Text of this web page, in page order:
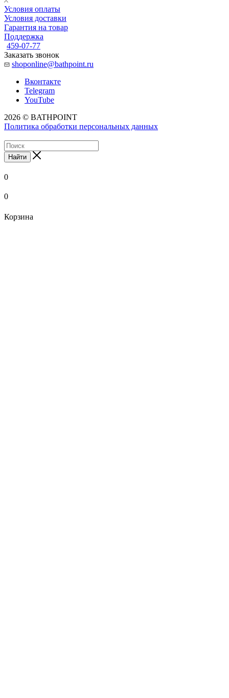
Условия оплаты
Условия доставки
Гарантия на товар
Поддержка
459-07-77
Заказать звонок
shoponline@bathpoint.ru
Вконтакте
Telegram
YouTube
2026 © BATHPOINT
Политика обработки персональных данных
Найти
0
0
Корзина